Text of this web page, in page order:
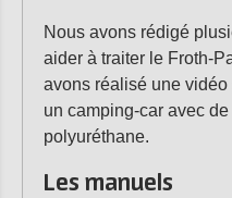
Nous avons rédigé
aider à traiter le Froth-
avons réalisé une
un camping-car avec
polyuréthane.
Les manuels